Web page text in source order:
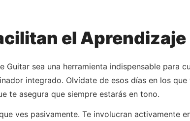
el Aprendizaje
sea una herramienta indispensable para
integrado. Olvídate de esos días en los
te asegura que siempre estarás en tono.
ves pasivamente. Te involucran activamente